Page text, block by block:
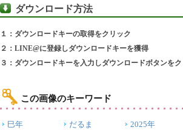
ダウンロード方法
１：ダウンロードキーの取得をクリック
２：LINE@に登録しダウンロードキーを獲得
３：ダウンロードキーを入力しダウンロードボタンを
この画像のキーワード
巳年 だるま 2025年